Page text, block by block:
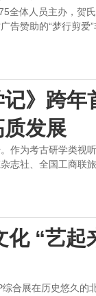
全体人员主办，贺
告赞助的“梦行剪
记》跨
发展
作为考古研学类视
志社、全国工商联
化 “艺
合展在历史悠久的